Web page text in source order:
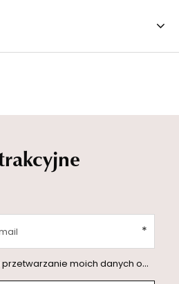
e-mail) na potrzeby wysyłki newslettera z informacją handlową (marketing). Więcej w